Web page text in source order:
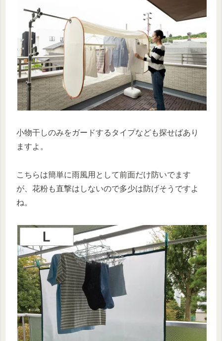
小物干しのみをガードするタイプなども探せばあり
ますよ。
こちらは簡単に雨風用として前面だけ防いでます
が、花粉も直撃はしないので多少は防げそうですよ
ね。